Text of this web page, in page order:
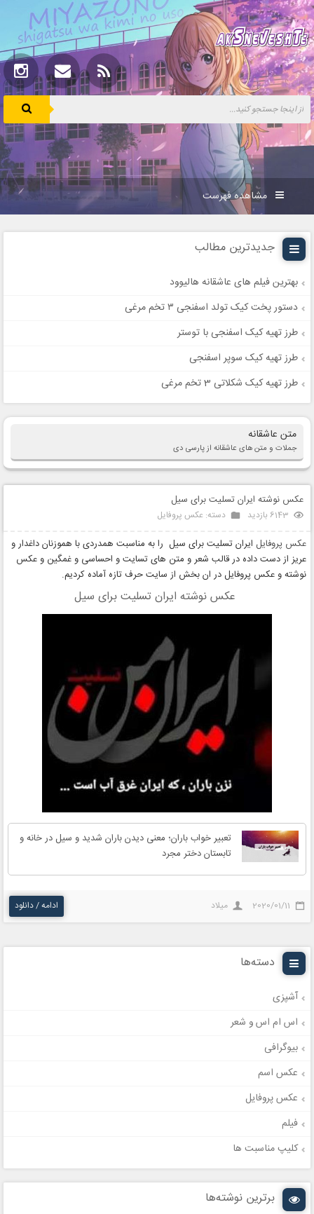
مشاهده فهرست
جدیدترین مطالب
بهترین فیلم های عاشقانه هالیوود
دستور پخت کیک تولد اسفنجی ۳ تخم مرغی
طرز تهیه کیک اسفنجی با توستر
طرز تهیه کیک سوپر اسفنجی
طرز تهیه کیک شکلاتی 3 تخم مرغی
متن عاشقانه
جملات و متن های عاشقانه از پارسی دی
عکس نوشته ایران تسلیت برای سیل
6143 بازدید دسته: عکس پروفایل
عکس پروفایل ایران تسلیت برای سیل را به مناسبت همدردی با هموزنان داغدار و
عریز از دست داده در قالب شعر و متن های تسایت و احساسی و غمگین و عکس
نوشته و عکس پروفایل در ان بخش از سایت حرف تازه آماده کردیم.
عکس نوشته ایران تسلیت برای سیل
تعبیر خواب باران؛ معنی دیدن باران شدید و سیل در خانه و
تابستان دختر مجرد
2020/01/11 میلاد ادامه / دانلود
دسته‌ها
آشپزی
اس ام اس و شعر
بیوگرافی
عکس اسم
عکس پروفایل
فیلم
کلیپ مناسبت ها
برترین نوشته‌ها